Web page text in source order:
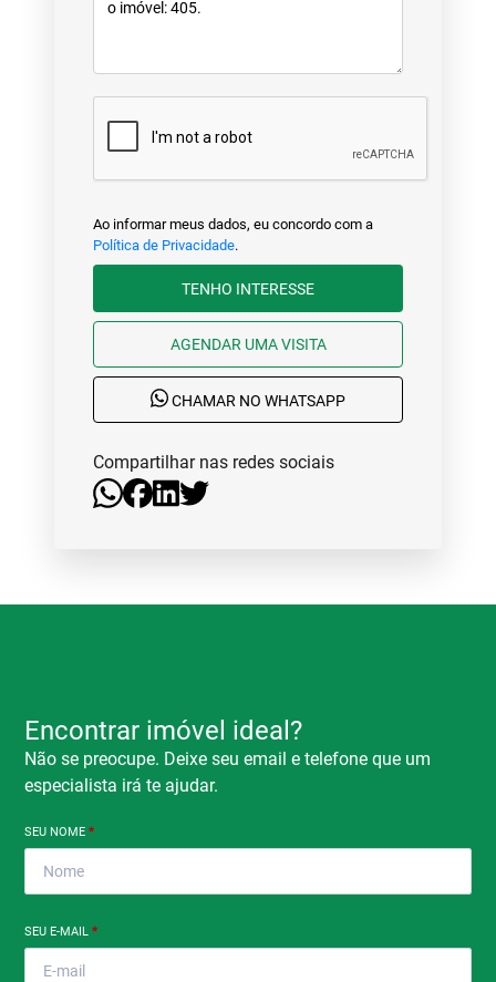
Ao informar meus dados, eu concordo com a
Política de Privacidade.
TENHO INTERESSE
AGENDAR UMA VISITA
CHAMAR NO WHATSAPP
Compartilhar nas redes sociais
Encontrar imóvel ideal?
Não se preocupe. Deixe seu email e telefone que um
especialista irá te ajudar.
SEU NOME*
SEU E-MAIL*